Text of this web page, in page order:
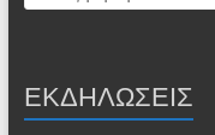
ΕΚΔΗΛΩΣΕΙΣ